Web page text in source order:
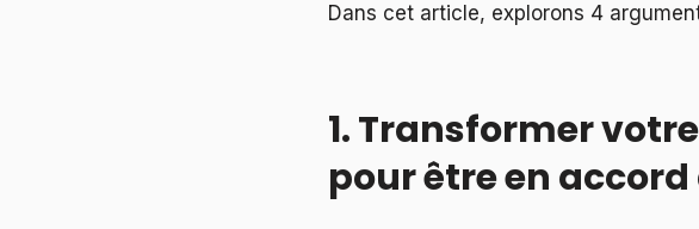
Dans cet article, explorons 4
1. Transformer
pour être en